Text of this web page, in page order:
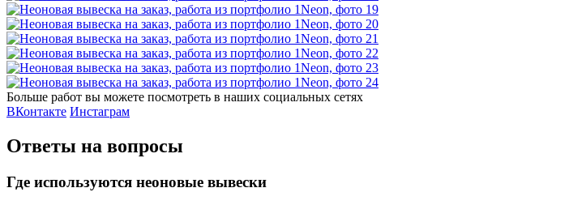
Больше работ вы можете посмотреть в наших социальных сетях
ВКонтакте Инстаграм
Ответы на вопросы
Где используются неоновые вывески